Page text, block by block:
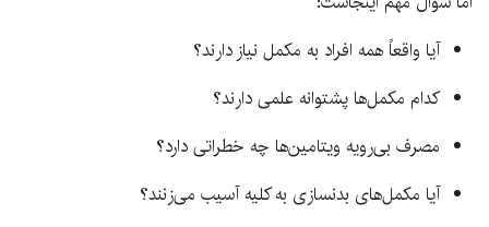
آیا واقعاً همه افراد به مکمل نیاز دارند؟
کدام مکمل‌ها پشتوانه علمی دارند؟
مصرف بی‌رویه ویتامین‌ها چه خطراتی دارد؟
آیا مکمل‌های بدنسازی به کلیه آسیب می‌زنند؟